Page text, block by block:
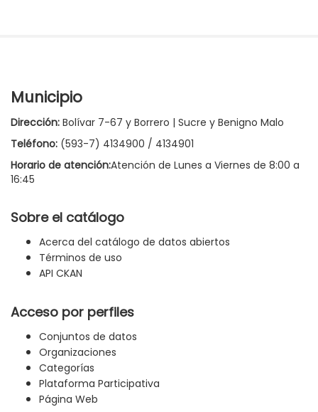
Municipio
Dirección: Bolívar 7-67 y Borrero | Sucre y Benigno Malo
Teléfono: (593-7) 4134900 / 4134901
Horario de atención:Atención de Lunes a Viernes de 8:00 a
16:45
Sobre el catálogo
Acerca del catálogo de datos abiertos
Términos de uso
API CKAN
Acceso por perfiles
Conjuntos de datos
Organizaciones
Categorías
Plataforma Participativa
Página Web